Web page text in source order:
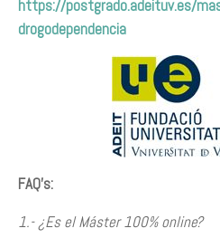
https://postgrado.adeituv.es/
drogodependencia
FAQ’s:
1.- ¿Es el Máster 100% online?